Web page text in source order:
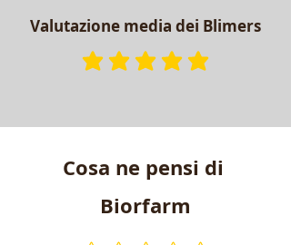
Valutazione media dei Blimers
la valutazione
Cosa ne pensi di
Biorfarm